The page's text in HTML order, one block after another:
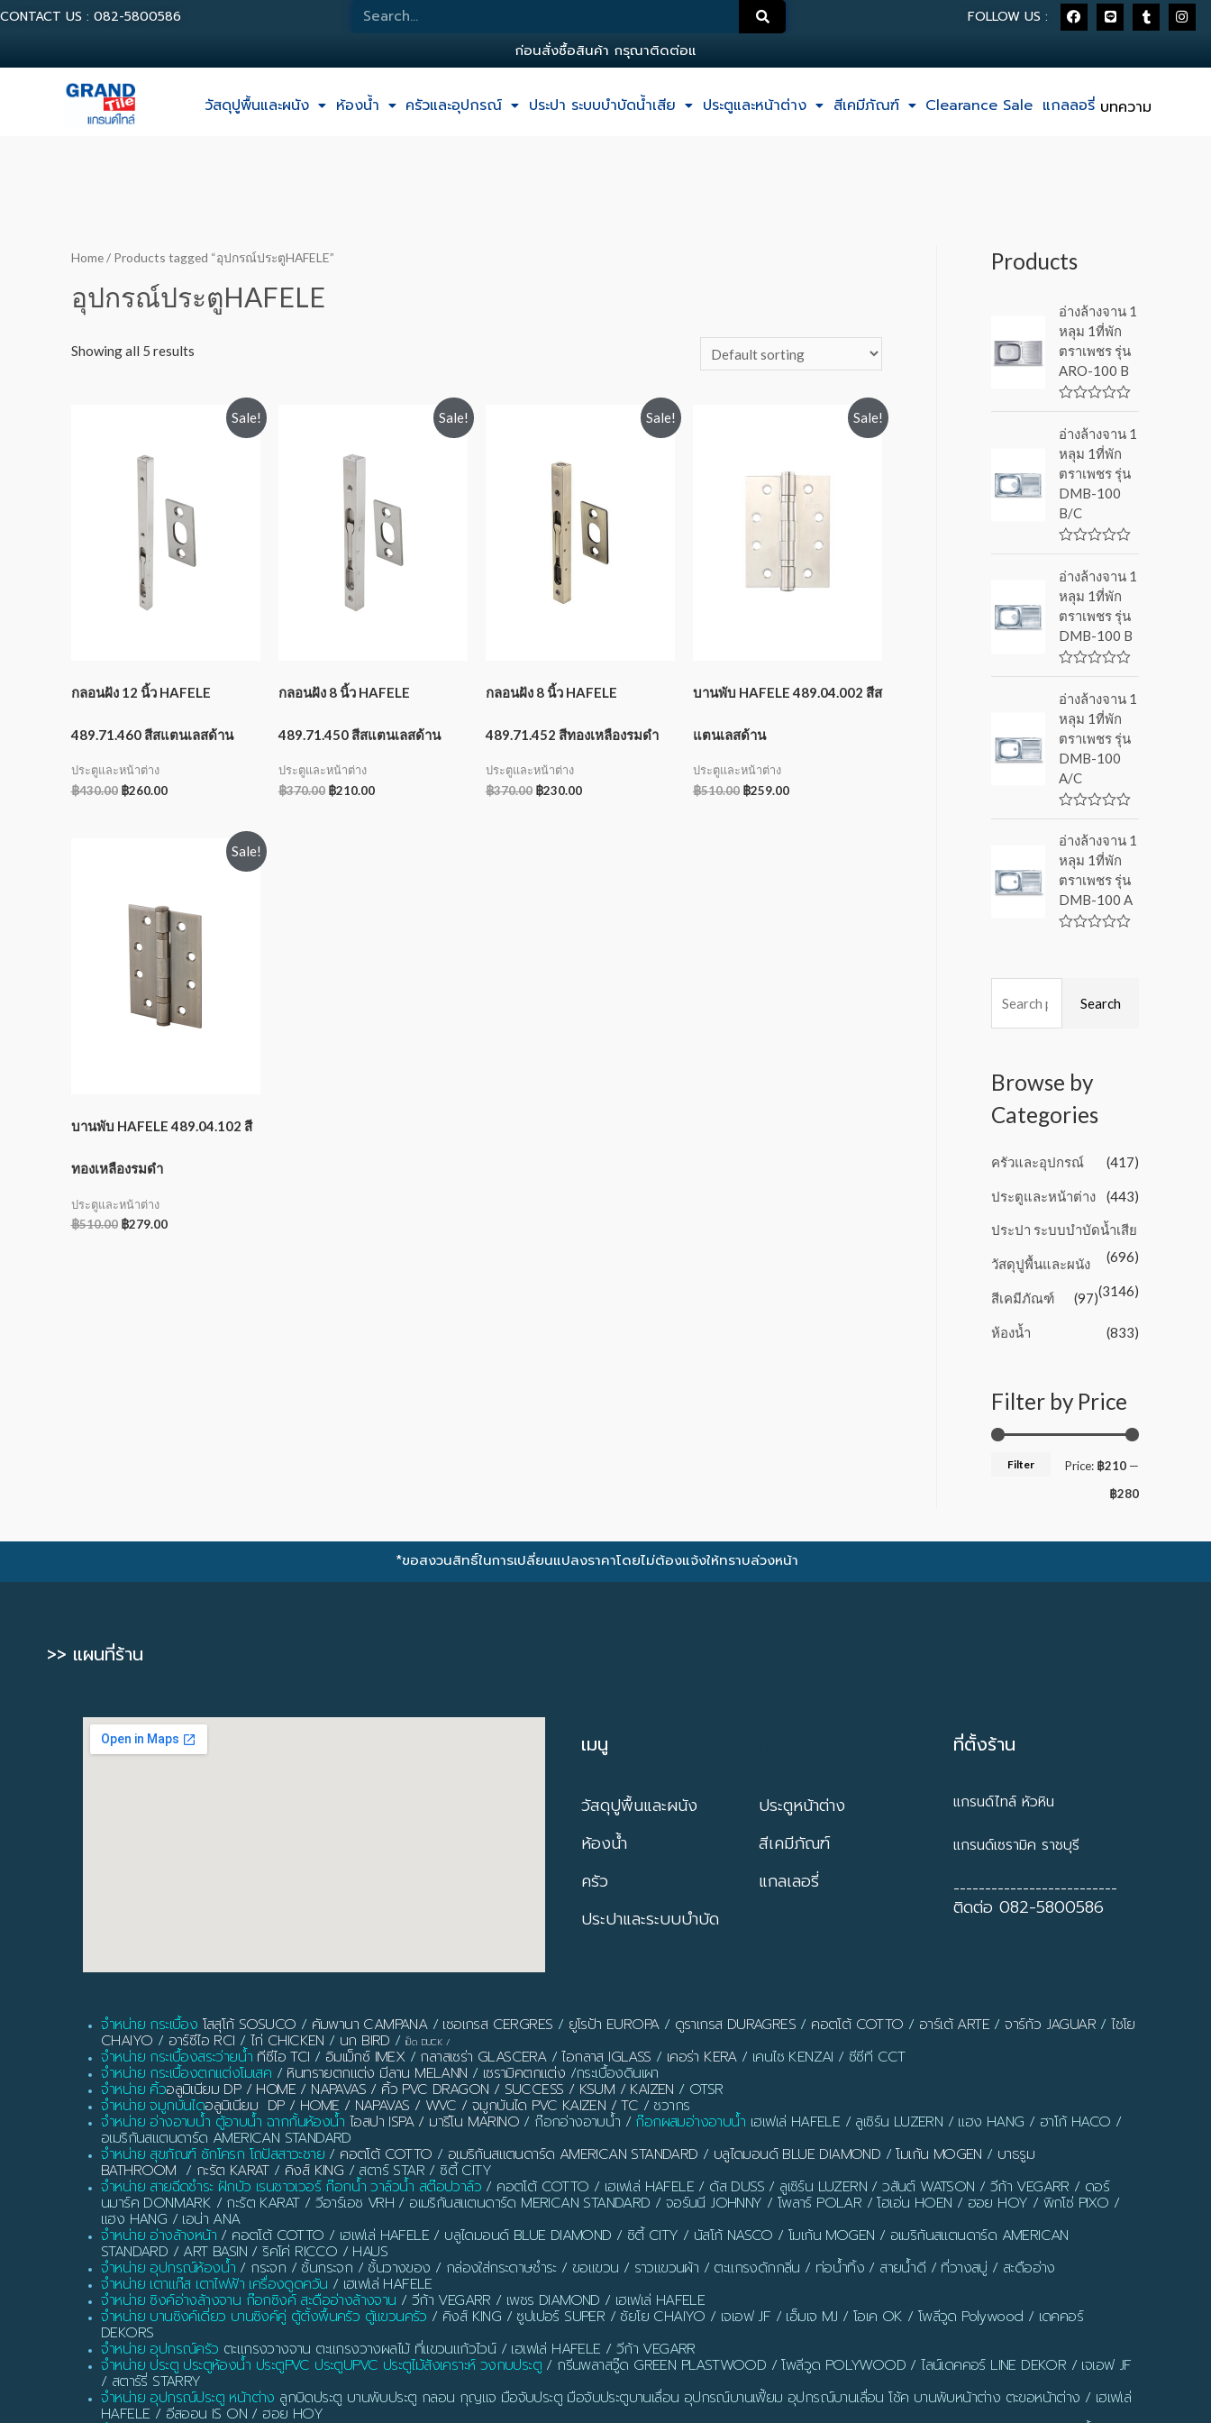
CONTACT US : 082-5800586 FOLLOW US :
อนสงซอสนคา ก รณาตดตอแอด
วัสดุปูพื้นและผนัง ห้องน้ำ ครัวและอุปกรณ์ ประปา ระบบบำบัดน้ำเสีย ประตูและหน้าต่าง สีเคมีภัณฑ์ Clearance Sale แกลลอรี่ บทความ
Home/ Products tagged “อุปกรณ์ประตูHAFELE”
อุปกรณ์ประตูHAFELE
Showing all 5 results
Sale!
กลอนฝัง 12 นิ้ว HAFELE
489.71.460 สีสแตนเลสด้าน
ประตูและหน้าต่าง
฿430.00 ฿260.00
Sale!
กลอนฝัง 8 นิ้ว HAFELE
489.71.450 สีสแตนเลสด้าน
ประตูและหน้าต่าง
฿370.00 ฿210.00
Sale!
กลอนฝัง 8 นิ้ว HAFELE
489.71.452 สีทองเหลืองรมดำ
ประตูและหน้าต่าง
฿370.00 ฿230.00
Sale!
บานพับ HAFELE 489.04.002 สีส
แตนเลสด้าน
ประตูและหน้าต่าง
฿510.00 ฿259.00
Sale!
บานพับ HAFELE 489.04.102 สี
ทองเหลืองรมดำ
ประตูและหน้าต่าง
฿510.00 ฿279.00
Products
อ่างล้างจาน 1
หลุม 1ที่พัก
ตราเพชร รุ่น
ARO-100 B
a
t
e
0
o
u
t
o
อ่างล้างจาน 1
หลุม 1ที่พัก
ตราเพชร รุ่น
DMB-100
B/C
a
t
e
0
o
u
t
5
อ่างล้างจาน 1
หลุม 1ที่พัก
ตราเพชร รุ่น
DMB-100 B
a
t
e
0
o
u
t
o
อ่างล้างจาน 1
หลุม 1ที่พัก
ตราเพชร รุ่น
DMB-100
A/C
a
t
e
0
o
u
t
อ่างล้างจาน 1
หลุม 1ที่พัก
ตราเพชร รุ่น
DMB-100 A
e
f
5
Search
Browse by
Categories
ครัวและอุปกรณ์ (417)
ประตูและหน้าต่าง (443)
ประปา ระบบบำบัดน้ำเสีย
(696)
วัสดุปูพื้นและผนัง
(3146)
สีเคมีภัณฑ์ (97)
ห้องน้ำ (833)
Filter by Price
Filter Price: ฿210 —
฿280
*ขอสงวนสิทธิ์ในการเปลี่ยนแปลงราคาโดยไม่ต้องแจ้งให้ทราบล่วงหน้า
>> แผนที่ร้าน
เมนู
วัสดุปูพื้นและผนัง
ห้องน้ำ
ครัว
ประปาและระบบบำบัด
ประตูหน้าต่าง
สีเคมีภัณฑ์
แกลเลอรี่
ที่ตั้งร้าน
แกรนด์ไทล์ หัวหิน
แกรนด์เซรามิค ราชบุรี
--------------------------
ติดต่อ 082-5800586
จำหน่าย กระเบื้อง โสสุโก้ SOSUCO / คัมพานา CAMPANA/ เซอเกรส CERGRES / ยูโรป้า EUROPA/ ดูราเกรส DURAGRES / คอตโต้ COTTO / อาร์เต้ ARTE/จาร์กัว JAGUAR/ไชโย
CHAIYO / อาร์ซีไอ RCI / ไก่ CHICKEN / นก BIRD / เป็ด DUCK /
จำหน่าย กระเบื้องสระว่ายน้ำ ทีซีไอ TCI / อิมเม็กซ์ IMEX/ กลาสเซร่า GLASCERA/ไอกลาส IGLASS / เคอร่า KERA/ เคนไซ KENZAI / ซีซีที CCT
จำหน่าย กระเบื้องตกแต่งโมเสค / หินทรายตกแต่ง มีลาน MELANN / เซรามิคตกแต่ง /กระเบื้องดินเผา
จำหน่าย คิ้วอลูมิเนียม DP / HOME / NAPAVAS / คิ้ว PVC DRAGON / SUCCESS / KSUM / KAIZEN / OTSR
จำหน่าย จมูกบันไดอลูมิเนียม DP / HOME / NAPAVAS / WVC / จมูกบันได PVC KAIZEN / TC / ชวากร
จำหน่าย อ่างอาบน้ำ ตู้อาบน้ำ ฉากกั้นห้องน้ำ ไอสปา ISPA / มารีโน MARINO / ก๊อกอ่างอาบน้ำ / ก๊อกผสมอ่างอาบน้ำ เฮเฟเล่ HAFELE / ลูเซิร์น LUZERN / แฮง HANG / ฮาโก้ HACO /
อเมริกันสแตนดาร์ด AMERICAN STANDARD
จำหน่าย สุขภัณฑ์ ชักโครก โถปัสสาวะชาย / คอตโต้ COTTO / อเมริกันสแตนดาร์ด AMERICAN STANDARD / บลูไดมอนด์ BLUE DIAMOND /โมเก้น MOGEN / บาธรูม
BATHROOM / กะรัต KARAT/ คิงส์ KING / สตาร์ STAR / ซิตี้ CITY
จำหน่าย สายฉีดชำระ ฝักบัว เรนชาวเวอร์ ก๊อกน้ำ วาล์วน้ำ สต๊อปวาล์ว / คอตโต้ COTTO / เฮเฟเล่ HAFELE / ดัส DUSS / ลูเซิร์น LUZERN / วสันต์ WATSON / วีก้า VEGARR / ดอร์
นมาร์ค DONMARK / กะรัต KARAT / วีอาร์เอช VRH / อเมริกันสแตนดาร์ด MERICAN STANDARD / จอร์นนี JOHNNY / โพลาร์ POLAR / โฮเอ่น HOEN / ฮอย HOY / พิกโซ่ PIXO /
แฮง HANG / เอน่า ANA
จำหน่าย อ่างล้างหน้า / คอตโต้ COTTO / เฮเฟเล่ HAFELE / บลูไดมอนด์ BLUE DIAMOND / ซิตี้ CITY / นัสโก้ NASCO / โมเก้น MOGEN / อเมริกันสแตนดาร์ด AMERICAN
STANDARD / ART BASIN / ริคโค่ RICCO / HAUS
จำหน่าย อุปกรณ์ห้องน้ำ / กระจก / ชั้นกระจก / ชั้นวางของ / กล่องใส่กระดาษชำระ / ขอแขวน / ราวแขวนผ้า / ตะแกรงดักกลิ่น / ท่อน้ำทิ้ง / สายน้ำดี / ที่วางสบู่ / สะดืออ่าง
จำหน่าย เตาแก๊ส เตาไฟฟ้า เครื่องดูดควัน / เฮเฟเล่ HAFELE
จำหน่าย ซิงค์อ่างล้างจาน ก๊อกซิงค์ สะดืออ่างล้างจาน / วีก้า VEGARR / เพชร DIAMOND / เฮเฟเล่ HAFELE
จำหน่าย บานซิงค์เดี่ยว บานซิงค์คู่ ตู้ตั้งพื้นครัว ตู้แขวนครัว / คิงส์ KING / ซูปเปอร์ SUPER / ชัยโย CHAIYO / เจเอฟ JF / เอ็มเจ MJ / โอเค OK / โพลีวูด Polywood / เดคคอร์
DEKORS
จำหน่าย อุปกรณ์ครัว ตะแกรงวางจาน ตะแกรงวางผลไม้ ที่แขวนแก้วไวน์ / เฮเฟเล่ HAFELE / วีก้า VEGARR
จำหน่าย ประตู ประตูห้องน้ำ ประตูPVC ประตูUPVC ประตูไม้สังเคราะห์ วงกบประตู / กรีนพลาสวู๊ด GREEN PLASTWOOD / โพลีวูด POLYWOOD / ไลน์เดคคอร์ LINE DEKOR / เจเอฟ JF
/ สตาร์รี่ STARRY
จำหน่าย อุปกรณ์ประตู หน้าต่าง ลูกบิดประตู บานพับประตู กลอน กุญแจ มือจับประตู มือจับประตูบานเลื่อน อุปกรณ์บานเฟี้ยม อุปกรณ์บานเลื่อน โช้ค บานพับหน้าต่าง ตะขอหน้าต่าง / เฮเฟเล่
HAFELE / อีสออน IS ON / ฮอย HOY